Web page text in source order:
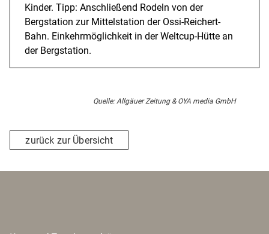
Kinder. Tipp: Anschließend Rodeln von der
Bergstation zur Mittelstation der Ossi-Reichert-
Bahn. Einkehrmöglichkeit in der Weltcup-Hütte an
der Bergstation.
Quelle: Allgäuer Zeitung & OYA media GmbH
zurück zur Übersicht